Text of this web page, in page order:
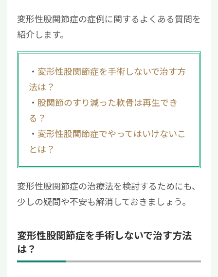
変形性股関節症の症例に関するよくある質問を
紹介します。
変形性股関節症を手術しないで治す方
法は？
股関節のすり減った軟骨は再生でき
る？
変形性股関節症でやってはいけないこ
とは？
変形性股関節症の治療法を検討するためにも、
少しの疑問や不安も解消しておきましょう。
変形性股関節症を手術しないで治す方法
は？